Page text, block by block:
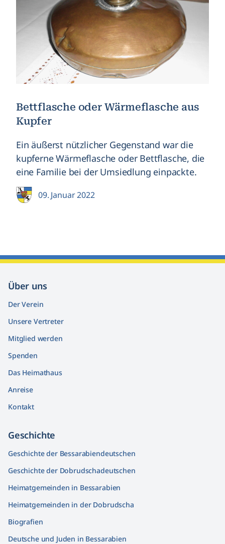
Bettflasche oder Wärmeflasche aus
Kupfer
Ein äußerst nützlicher Gegenstand war die
kupferne Wärmeflasche oder Bettflasche, die
eine Familie bei der Umsiedlung einpackte.
09. Januar 2022
Über uns
Der Verein
Unsere Vertreter
Mitglied werden
Spenden
Das Heimathaus
Anreise
Kontakt
Geschichte
Geschichte der Bessarabiendeutschen
Geschichte der Dobrudschadeutschen
Heimatgemeinden in Bessarabien
Heimatgemeinden in der Dobrudscha
Biografien
Deutsche und Juden in Bessarabien